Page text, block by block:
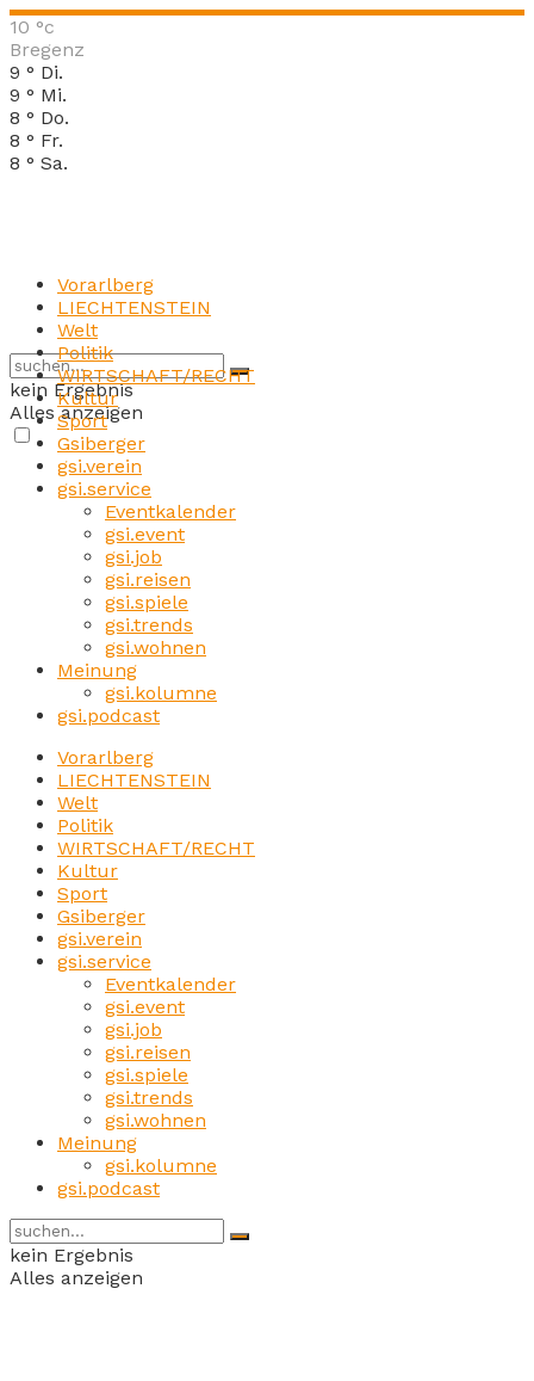
10 °c
Bregenz
9 ° Di.
9 ° Mi.
8 ° Do.
8 ° Fr.
8 ° Sa.
kein Ergebnis
Alles anzeigen
Vorarlberg
LIECHTENSTEIN
Welt
Politik
WIRTSCHAFT/RECHT
Kultur
Sport
Gsiberger
gsi.verein
gsi.service
Eventkalender
gsi.event
gsi.job
gsi.reisen
gsi.spiele
gsi.trends
gsi.wohnen
Meinung
gsi.kolumne
gsi.podcast
Vorarlberg
LIECHTENSTEIN
Welt
Politik
WIRTSCHAFT/RECHT
Kultur
Sport
Gsiberger
gsi.verein
gsi.service
Eventkalender
gsi.event
gsi.job
gsi.reisen
gsi.spiele
gsi.trends
gsi.wohnen
Meinung
gsi.kolumne
gsi.podcast
kein Ergebnis
Alles anzeigen